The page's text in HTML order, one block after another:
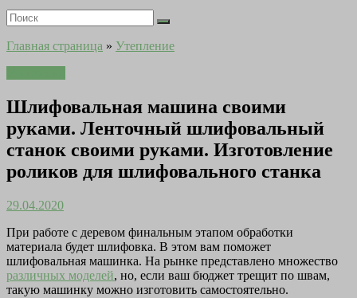
Главная страница » Утепление
Шлифовальная машина своими
руками. Ленточный шлифовальный
станок своими руками. Изготовление
роликов для шлифовального станка
29.04.2020
При работе с деревом финальным этапом обработки
материала будет шлифовка. В этом вам поможет
шлифовальная машинка. На рынке представлено множество
различных моделей, но, если ваш бюджет трещит по швам,
такую машинку можно изготовить самостоятельно.